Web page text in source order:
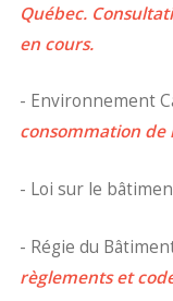
Québec.
en cours.
- Environnement
consommation de
- Loi sur le
- Régie du
règlements et